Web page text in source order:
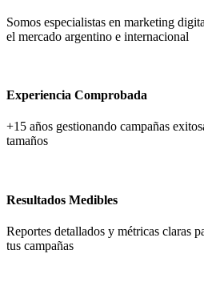
Somos especialistas en marketing
el mercado argentino e internacional
Experiencia Comprobada
+15 años gestionando campañas
tamaños
Resultados Medibles
Reportes detallados y métricas claras
tus campañas